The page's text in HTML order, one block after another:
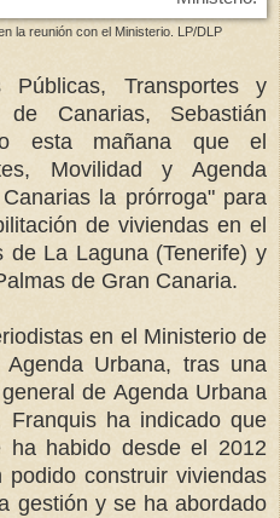
la reunión con el Ministerio. LP/DLP
Transportes y
Canarias, Sebastián
esta mañana que el
Movilidad y Agenda
la prórroga" para
de viviendas en el
de La Laguna (Tenerife) y
de Gran Canaria.
en el Ministerio de
Urbana, tras una
de Agenda Urbana
ha indicado que
habido desde el 2012
construir viviendas
gestión y se ha abordado